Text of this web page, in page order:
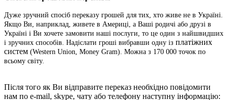
Дуже зручний спосіб переказу грошей для тих, хто живе не в Україні.
Якщо Ви, наприклад, живете в Америці, а Ваші родичі або друзі в
Україні і Ви хочете замовити наші послуги, то це один з найшвидших
і зручних способів. Надіслати гроші вибравши одну із платіжних
систем (Western Union, Money Gram). Можна з 170 000 точок по
всьому світу.
Після того як Ви відправите переказ необхідно повідомити
нам по e-mail, skype, чату або телефону наступну інформацію: